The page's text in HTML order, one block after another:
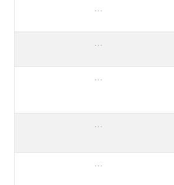
,
,
,
,
,
,
,
,
,
,
,
,
,
,
,